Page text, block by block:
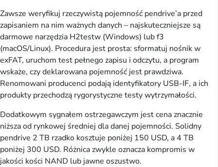
Zawsze weryfikuj rzeczywistą pojemność pendrive’a przed
zapisaniem na nim ważnych danych – najskuteczniejsze są
darmowe narzędzia H2testw (Windows) lub f3
(macOS/Linux). Procedura jest prosta: sformatuj nośnik w
exFAT, uruchom test pełnego zapisu i odczytu, a program
wskaże, czy deklarowana pojemność jest prawdziwa.
Renomowani producenci podają identyfikatory USB-IF, a ich
produkty przechodzą rygorystyczne testy wytrzymałości.
Dodatkowym sygnałem ostrzegawczym jest cena znacznie
niższa od rynkowej średniej dla danej pojemności. Solidny
pendrive 2 TB rzadko kosztuje poniżej 150 USD, a 4 TB
poniżej 300 USD. Różnica zwykle oznacza kompromis w
jakości kości NAND lub jawne oszustwo.